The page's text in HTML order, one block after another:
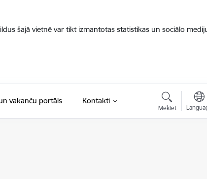
šajā vietnē var tikt izmantotas statistikas un sociālo
vakanču portāls(Ārējā saite)
Kontakti
Meklēt